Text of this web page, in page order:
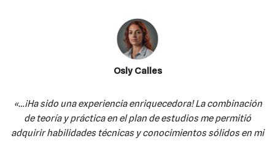
Osly Calles
«…¡Ha sido una experiencia enriquecedora! La combinación
de teoría y práctica en el plan de estudios me permitió
adquirir habilidades técnicas y conocimientos sólidos en mi